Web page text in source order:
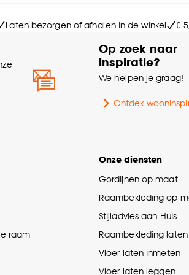
altijd nog kan aanpassen, bekijk
Laten bezorgen of afhalen in de winkel €
Op zoek naar
inspiratie?
We helpen je graag!
Ontdek
raam
Onze diensten
Gordijnen op maat
Raambekleding op
Stijladvies aan Huis
Raambekleding
Vloer laten inmeten
Vloer laten leggen